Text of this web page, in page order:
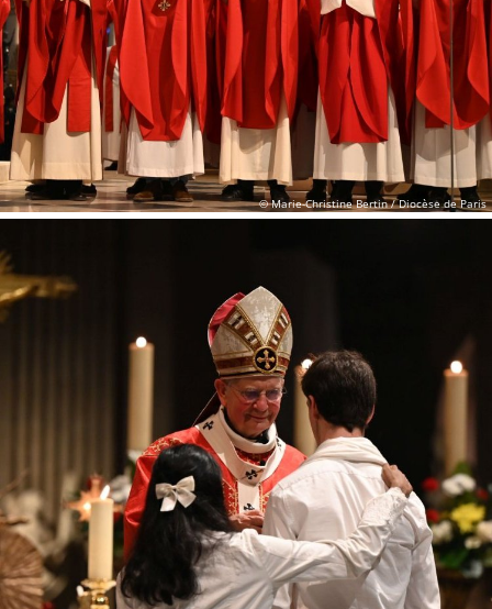
© Marie-Christine Bertin / Diocèse de Paris